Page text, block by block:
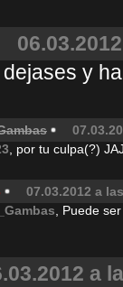
y
, por tu culpa(?)
07.03.2012 a
, Puede
a